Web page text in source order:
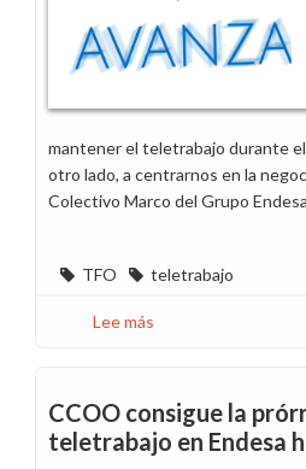
morir
en
intento
mantener el teletrabajo durante
otro lado, a centrarnos en la
Colectivo Marco del Grupo
TFO teletrabajo
Lee más
prórroga
del
CCOO consigue la
teletrabajo en Endesa